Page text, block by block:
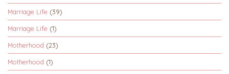
Marriage Life (39)
Marriage Life (1)
Motherhood (23)
Motherhood (1)